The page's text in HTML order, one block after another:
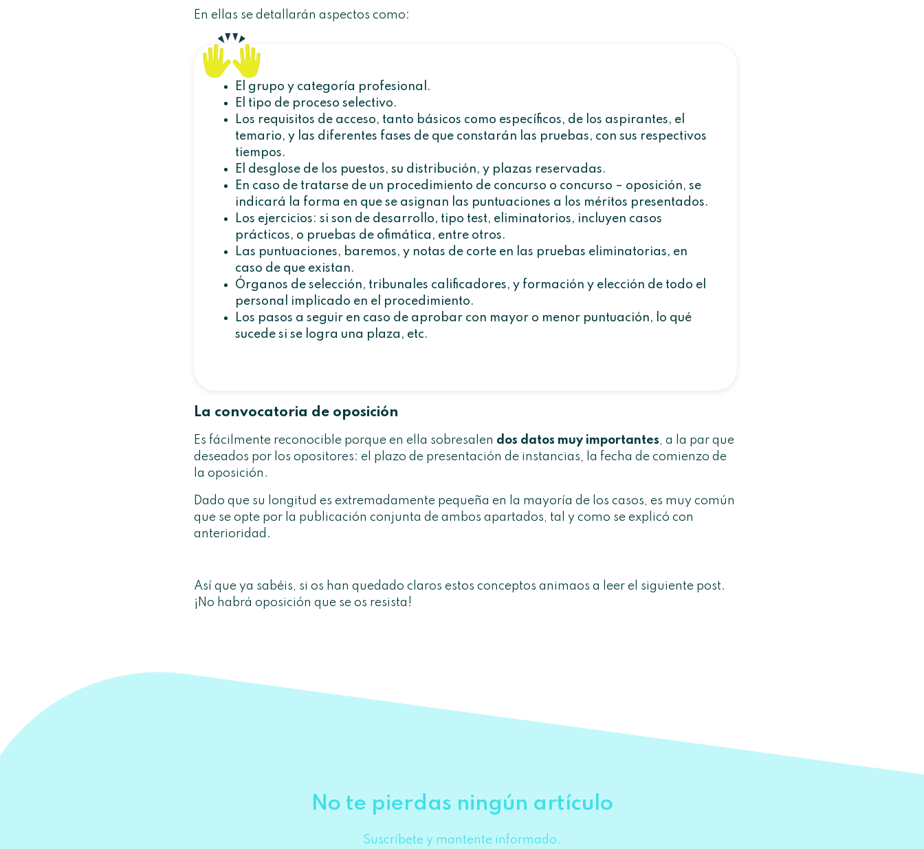
En ellas se detallarán aspectos como:
El grupo y categoría profesional.
El tipo de proceso selectivo.
Los requisitos de acceso, tanto básicos como específicos, de los aspirantes, el
temario, y las diferentes fases de que constarán las pruebas, con sus respectivos
tiempos.
El desglose de los puestos, su distribución, y plazas reservadas.
En caso de tratarse de un procedimiento de concurso o concurso – oposición, se
indicará la forma en que se asignan las puntuaciones a los méritos presentados.
Los ejercicios: si son de desarrollo, tipo test, eliminatorios, incluyen casos
prácticos, o pruebas de ofimática, entre otros.
Las puntuaciones, baremos, y notas de corte en las pruebas eliminatorias, en
caso de que existan.
Órganos de selección, tribunales calificadores, y formación y elección de todo el
personal implicado en el procedimiento.
Los pasos a seguir en caso de aprobar con mayor o menor puntuación, lo qué
sucede si se logra una plaza, etc.
La convocatoria de oposición
Es fácilmente reconocible porque en ella sobresalen dos datos muy importantes, a la par que
deseados por los opositores: el plazo de presentación de instancias, la fecha de comienzo de
la oposición.
Dado que su longitud es extremadamente pequeña en la mayoría de los casos, es muy común
que se opte por la publicación conjunta de ambos apartados, tal y como se explicó con
anterioridad.
Así que ya sabéis, si os han quedado claros estos conceptos animaos a leer el siguiente post.
¡No habrá oposición que se os resista!
No te pierdas ningún artículo
Suscríbete y mantente informado.